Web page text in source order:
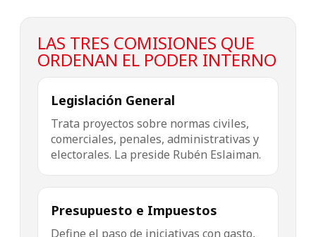
LAS TRES COMISIONES QUE
ORDENAN EL PODER INTERNO
Legislación General
Trata proyectos sobre normas civiles,
comerciales, penales, administrativas y
electorales. La preside Rubén Eslaiman.
Presupuesto e Impuestos
Define el paso de iniciativas con gasto,